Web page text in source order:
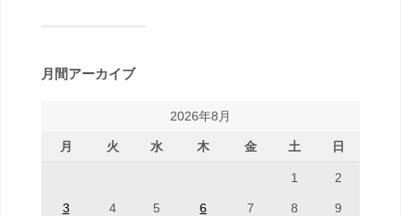
月間アーカイブ
2026年8月
月 火 水 木 金 土 日
1 2
3 4 5 6 7 8 9